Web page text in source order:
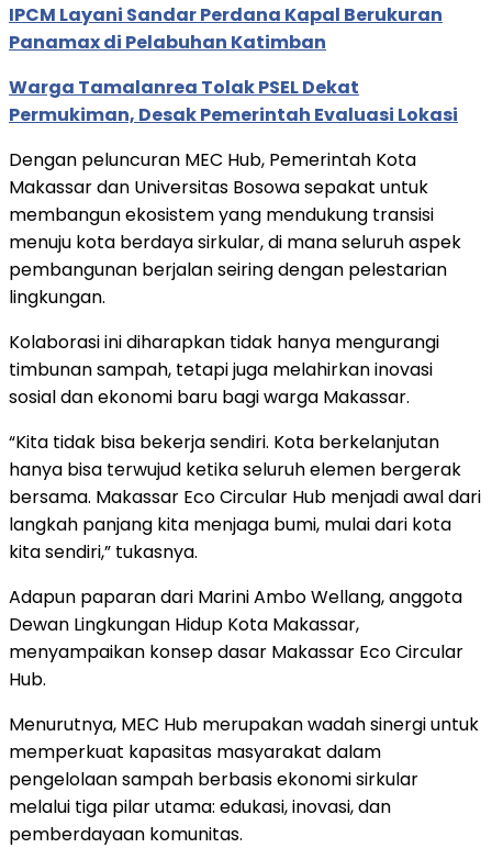
IPCM Layani Sandar Perdana Kapal Berukuran
Panamax di Pelabuhan Katimban
Warga Tamalanrea Tolak PSEL Dekat
Permukiman, Desak Pemerintah Evaluasi Lokasi
Dengan peluncuran MEC Hub, Pemerintah Kota
Makassar dan Universitas Bosowa sepakat untuk
membangun ekosistem yang mendukung transisi
menuju kota berdaya sirkular, di mana seluruh aspek
pembangunan berjalan seiring dengan pelestarian
lingkungan.
Kolaborasi ini diharapkan tidak hanya mengurangi
timbunan sampah, tetapi juga melahirkan inovasi
sosial dan ekonomi baru bagi warga Makassar.
“Kita tidak bisa bekerja sendiri. Kota berkelanjutan
hanya bisa terwujud ketika seluruh elemen bergerak
bersama. Makassar Eco Circular Hub menjadi awal dari
langkah panjang kita menjaga bumi, mulai dari kota
kita sendiri,” tukasnya.
Adapun paparan dari Marini Ambo Wellang, anggota
Dewan Lingkungan Hidup Kota Makassar,
menyampaikan konsep dasar Makassar Eco Circular
Hub.
Menurutnya, MEC Hub merupakan wadah sinergi untuk
memperkuat kapasitas masyarakat dalam
pengelolaan sampah berbasis ekonomi sirkular
melalui tiga pilar utama: edukasi, inovasi, dan
pemberdayaan komunitas.